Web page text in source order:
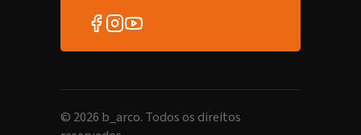
© 2026 b_arco. Todos os direitos